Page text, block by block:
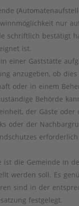
nur
schriftlich bestätigt
ist.
einer Gaststätte
anzugeben, ob
oder in einem
Behörde
der Gäste oder
oder der
ist die Gemeinde in
werden soll. Es
sind in der
festgelegt.